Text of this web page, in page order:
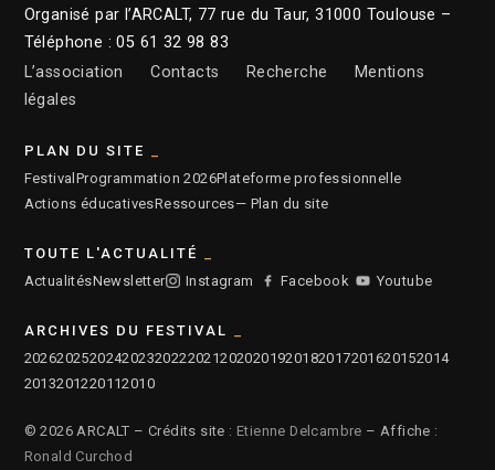
Organisé par l’ARCALT, 77 rue du Taur, 31000 Toulouse –
Téléphone : 05 61 32 98 83
L’association
Contacts Recherche
Mentions
légales
PLAN DU SITE
Festival Programmation 2026Plateforme professionnelle
Actions éducativesRessources— Plan du site
TOUTE L'ACTUALITÉ
ActualitésNewsletter Instagram Facebook Youtube
ARCHIVES DU FESTIVAL
2026202520242023202220212020201920182017201620152014
2013201220112010
© 2026 ARCALT – Crédits site : Etienne Delcambre – Affiche :
Ronald Curchod